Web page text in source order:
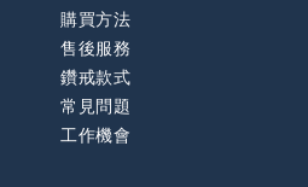
購買方法
售後服務
鑽戒款式
常見問題
工作機會